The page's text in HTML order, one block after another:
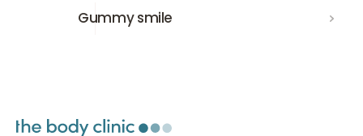
Gummy smileGummy smile